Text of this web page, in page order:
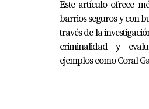
¿Listo para
No esperes más
¡Hablemos
Tu bienestar es
Este artículo ofrece
barrios seguros y con
través de la
criminalidad y
ejemplos como Coral